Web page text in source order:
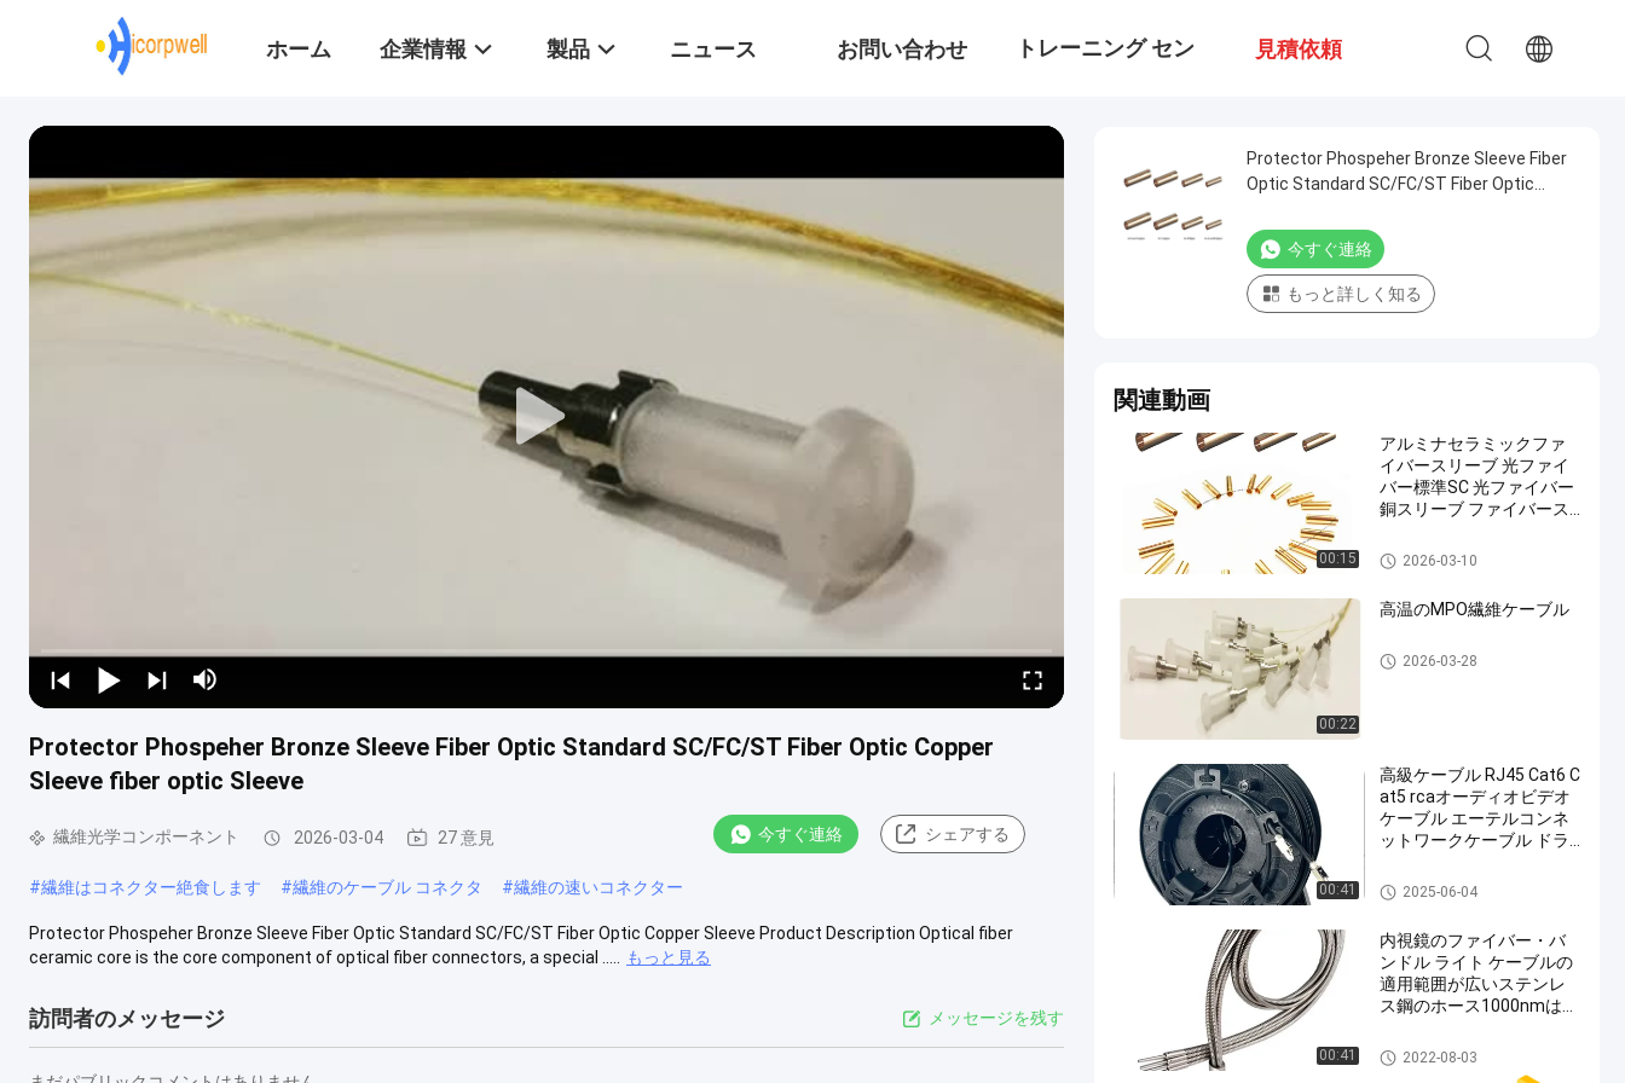
ホーム 企業情報 製品 ニュース お問い合わせ トレーニング セン 見積依頼
Protector Phospeher Bronze Sleeve Fiber Optic Standard SC/FC/ST Fiber Optic Copper
Sleeve fiber optic Sleeve
繊維光学コンポーネント 2026-03-04 27 意見 今すぐ連絡 シェアする
#繊維はコネクター絶食します #繊維のケーブル コネクタ #繊維の速いコネクター
Protector Phospeher Bronze Sleeve Fiber Optic Standard SC/FC/ST Fiber Optic Copper Sleeve Product Description Optical fiber
ceramic core is the core component of optical fiber connectors, a special .....
もっと見る
訪問者のメッセージ メッセージを残す
Protector Phospeher Bronze Sleeve Fiber
Optic Standard SC/FC/ST Fiber Optic
今すぐ連絡
もっと詳しく知る
関連動画
00:15
アルミナセラミックファ
イバースリーブ 光ファイ
バー標準SC 光ファイバー
銅スリーブ ファイバース
繊維光学コンポーネント
2026-03-10
00:22
高温のMPO繊維ケーブル
光ファイバパッチケーブル
2026-03-28
00:41
高級ケーブル RJ45 Cat6 C
at5 rcaオーディオビデオ
ケーブル エーテルコンネ
ットワークケーブル ドラ
繊維光学コンポーネント
2025-06-04
00:41
内視鏡のファイバー・バ
ンドル ライト ケーブルの
適用範囲が広いステンレ
ス鋼のホース1000nmはガ
イドをカスタマイズした
裸の光ファイバー
2022-08-03